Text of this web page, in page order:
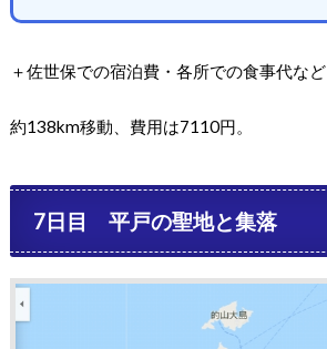
＋佐世保での宿泊費・各所での食事代など
約138km移動、費用は7110円。
7日目 平戸の聖地と集落